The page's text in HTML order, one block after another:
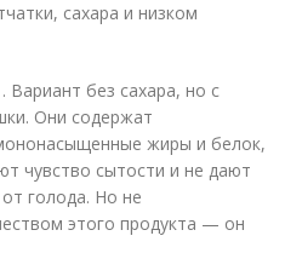
сахара и низком
Вариант без сахара, но с
Они содержат
жиры и белок,
чувство сытости и не дают
голода. Но не
этого продукта — он